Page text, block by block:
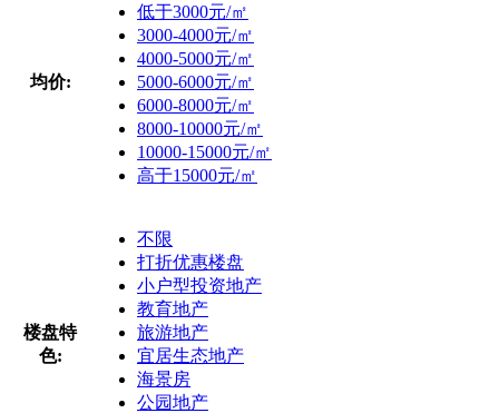
均价:
低于3000元/㎡
3000-4000元/㎡
4000-5000元/㎡
5000-6000元/㎡
6000-8000元/㎡
8000-10000元/㎡
10000-15000元/㎡
高于15000元/㎡
楼盘特
色:
不限
打折优惠楼盘
小户型投资地产
教育地产
旅游地产
宜居生态地产
海景房
公园地产